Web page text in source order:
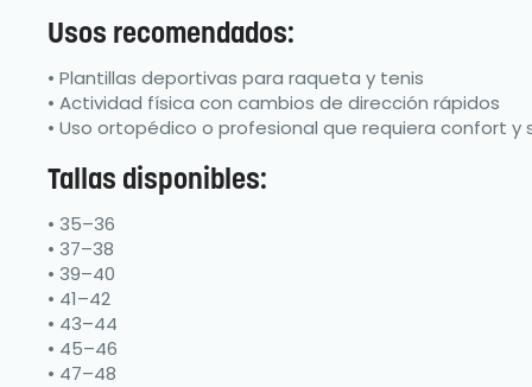
Usos recomendados:
• Plantillas deportivas para raqueta y tenis
• Actividad física con cambios de dirección rápidos
• Uso ortopédico o profesional que requiera confort y
Tallas disponibles:
• 35–36
• 37–38
• 39–40
• 41–42
• 43–44
• 45–46
• 47–48